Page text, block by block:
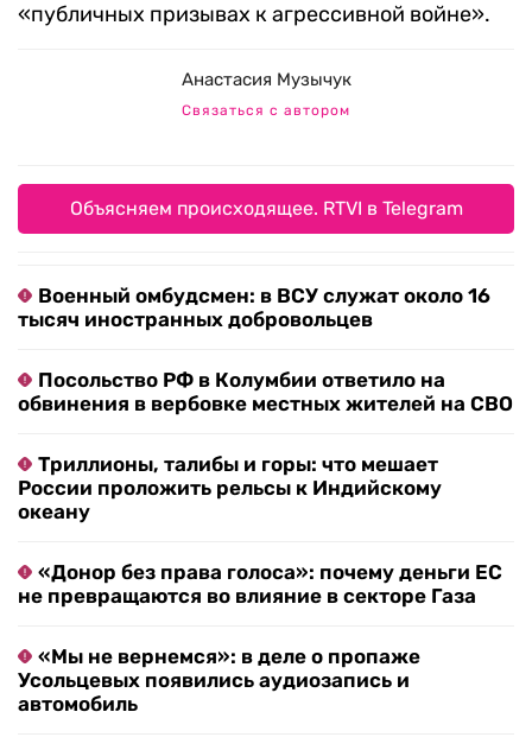
«публичных призывах к агрессивной войне».
Анастасия Музычук
Связаться с автором
Объясняем происходящее. RTVI в Telegram
Военный омбудсмен: в ВСУ служат около 16
тысяч иностранных добровольцев
Посольство РФ в Колумбии ответило на
обвинения в вербовке местных жителей на СВО
Триллионы, талибы и горы: что мешает
России проложить рельсы к Индийскому
океану
«Донор без права голоса»: почему деньги ЕС
не превращаются во влияние в секторе Газа
«Мы не вернемся»: в деле о пропаже
Усольцевых появились аудиозапись и
автомобиль